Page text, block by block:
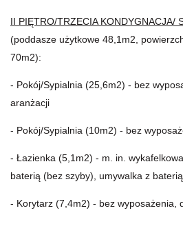
II PIĘTRO/TRZECIA KONDYGNACJA/
(poddasze użytkowe 48,1m2,
70m2):
- Pokój/Sypialnia (25,6m2) - bez
aranżacji
- Pokój/Sypialnia (10m2) - bez
- Łazienka (5,1m2) - m. in.
baterią (bez szyby), umywalka z
- Korytarz (7,4m2) - bez wyposażenia,